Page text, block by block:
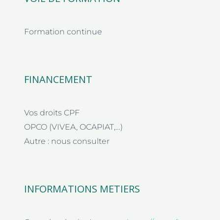
Formation continue
FINANCEMENT
Vos droits CPF
OPCO (VIVEA, OCAPIAT,…)
Autre : nous consulter
INFORMATIONS METIERS